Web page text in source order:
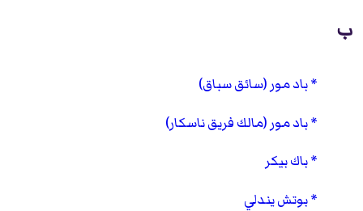
ب
باد مور (سائق سباق)
باد مور (مالك فريق ناسكار)
باك بيكر
بوتش يندلي